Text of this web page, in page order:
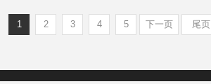
英语◎上映日
1 2 3 4 5 下一页 尾页